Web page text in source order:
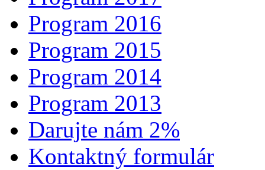
Program 2016
Program 2015
Program 2014
Program 2013
Darujte nám 2%
Kontaktný formulár